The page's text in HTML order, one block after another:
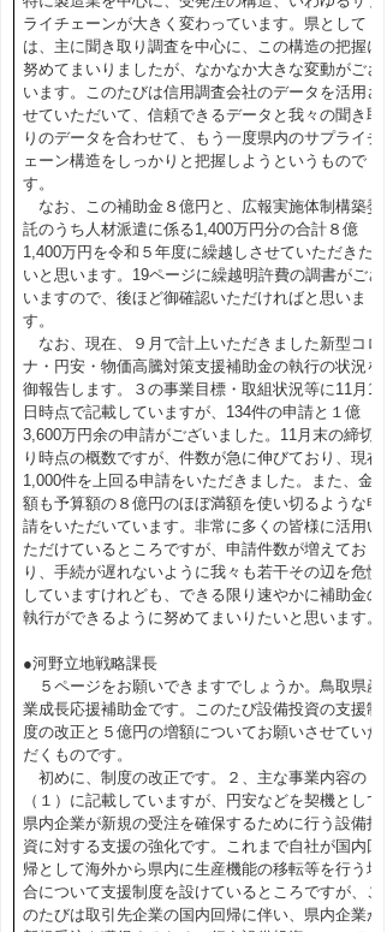
ライチェーンが大きく変わっています。県として
は、主に聞き取り調査を中心に、この構造の把握に
努めてまいりましたが、なかなか大きな変動がござ
います。このたびは信用調査会社のデータを活用さ
せていただいて、信頼できるデータと我々の聞き取
りのデータを合わせて、もう一度県内のサプライチ
ェーン構造をしっかりと把握しようというもので
す。
なお、この補助金８億円と、広報実施体制構築委
託のうち人材派遣に係る1,400万円分の合計８億
1,400万円を令和５年度に繰越しさせていただきた
いと思います。19ページに繰越明許費の調書がござ
いますので、後ほど御確認いただければと思いま
す。
なお、現在、９月で計上いただきました新型コロ
ナ・円安・物価高騰対策支援補助金の執行の状況を
御報告します。３の事業目標・取組状況等に11月11
日時点で記載していますが、134件の申請と１億
3,600万円余の申請がございました。11月末の締切
り時点の概数ですが、件数が急に伸びており、現在
1,000件を上回る申請をいただきました。また、金
額も予算額の８億円のほぼ満額を使い切るような申
請をいただいています。非常に多くの皆様に活用い
ただけているところですが、申請件数が増えてお
り、手続が遅れないように我々も若干その辺を危惧
していますけれども、できる限り速やかに補助金の
執行ができるように努めてまいりたいと思います。
●河野立地戦略課長
５ページをお願いできますでしょうか。鳥取県産
業成長応援補助金です。このたび設備投資の支援制
度の改正と５億円の増額についてお願いさせていた
だくものです。
初めに、制度の改正です。２、主な事業内容の
（１）に記載していますが、円安などを契機として
県内企業が新規の受注を確保するために行う設備投
資に対する支援の強化です。これまで自社が国内回
帰として海外から県内に生産機能の移転等を行う場
合について支援制度を設けているところですが、こ
のたびは取引先企業の国内回帰に伴い、県内企業が